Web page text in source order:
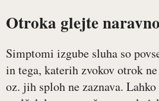
Otroka glejte
Simptomi izgube sluha so
in tega, katerih zvokov otrok
oz. jih sploh ne zaznava.